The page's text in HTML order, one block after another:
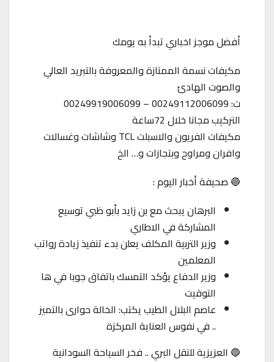
أفضل موجز اخباري تبدأ به يومك
مكيفات نسمة الممتازة والمعروفة بالتبريد العالي
والصوت الهادئ
ت: 00249112006099 – 00249919006099
التركيب مجانا خلال 72ساعة
مكيفات الفريون والاسبلت TCL وشاشات وغسالات
وافران ومراوح وبتجازات و… الخ
🔵 صحيفة أخبار اليوم :
البرهان يبحث مع بن زايد بأبو ظبي توسيع
المشاركة في الاطاري
وزير التربية المكلف يعلن بدء تنفيذ زيادة رواتب
المعلمين
وزير الدفاع يؤكد التمسك باتفاق جوبا في ها
التوقيت
عاصم البلال الطيب يكتب: الخالة حوارى بالتميز
.. في نفوس العناية المركزة
🔵 العزيزية للنقل البري .. فخر السياحة السودانية